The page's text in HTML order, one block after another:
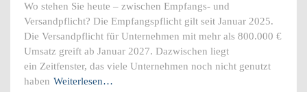
Wo stehen Sie heute – zwischen Empfangs- und
Versandpflicht? Die Empfangspflicht gilt seit Januar 2025.
Die Versandpflicht für Unternehmen mit mehr als 800.000 €
Umsatz greift ab Januar 2027. Dazwischen liegt
ein Zeitfenster, das viele Unternehmen noch nicht genutzt
haben Weiterlesen…